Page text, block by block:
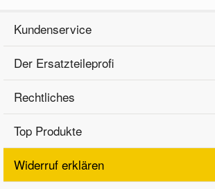
Kundenservice
Der Ersatzteileprofi
Rechtliches
Top Produkte
Widerruf erklären